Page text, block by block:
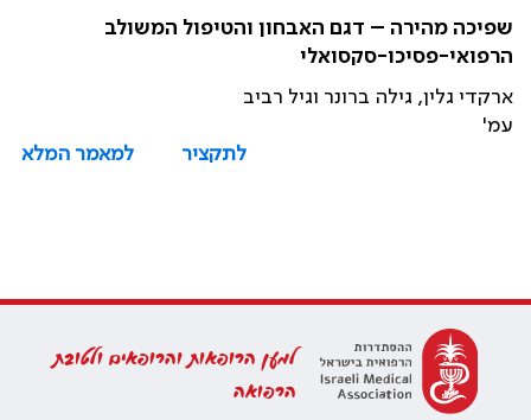
שפיכה מהירה – דגם האבחון והטיפול המשולב
הרפואי-פסיכו-סקסואלי
ארקדי גלין, גילה ברונר וגיל רביב
עמ'
לתקציר
למאמר המלא
למען הרופאות והרופאים ולטובת
הרפואה